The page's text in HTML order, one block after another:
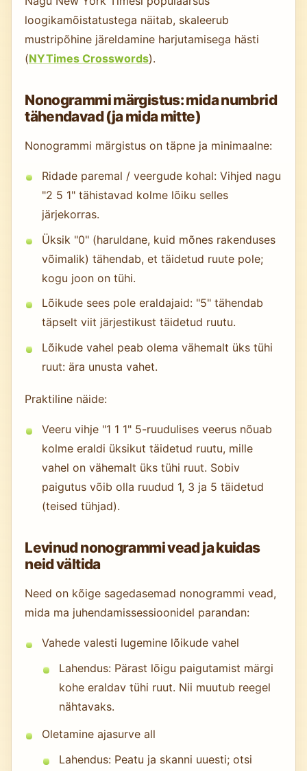
loogikamõistatustega näitab, skaleerub
mustripõhine järeldamine harjutamisega hästi
(NYTimes Crosswords).
Nonogrammi märgistus: mida numbrid
tähendavad (ja mida mitte)
Nonogrammi märgistus on täpne ja minimaalne:
Ridade paremal / veergude kohal: Vihjed nagu
"2 5 1" tähistavad kolme lõiku selles
järjekorras.
Üksik "0" (haruldane, kuid mõnes rakenduses
võimalik) tähendab, et täidetud ruute pole;
kogu joon on tühi.
Lõikude sees pole eraldajaid: "5" tähendab
täpselt viit järjestikust täidetud ruutu.
Lõikude vahel peab olema vähemalt üks tühi
ruut: ära unusta vahet.
Praktiline näide:
Veeru vihje "1 1 1" 5-ruudulises veerus nõuab
kolme eraldi üksikut täidetud ruutu, mille
vahel on vähemalt üks tühi ruut. Sobiv
paigutus võib olla ruudud 1, 3 ja 5 täidetud
(teised tühjad).
Levinud nonogrammi vead ja kuidas
neid vältida
Need on kõige sagedasemad nonogrammi vead,
mida ma juhendamissessioonidel parandan:
Vahede valesti lugemine lõikude vahel
Lahendus: Pärast lõigu paigutamist märgi
kohe eraldav tühi ruut. Nii muutub reegel
nähtavaks.
Oletamine ajasurve all
Lahendus: Peatu ja skanni uuesti; otsi